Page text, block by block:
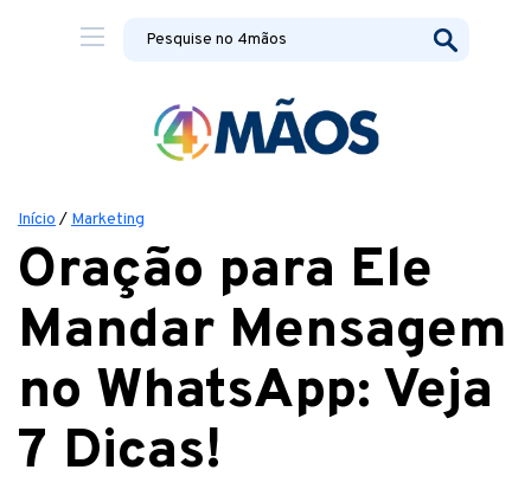
Início / Marketing
Oração para Ele
Mandar Mensagem
no WhatsApp: Veja
7 Dicas!